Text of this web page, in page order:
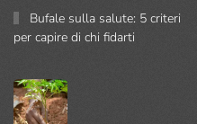
Bufale sulla salute: 5 criteri
per capire di chi fidarti